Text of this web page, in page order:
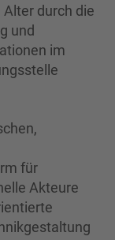
durch die
und
im
für
Akteure